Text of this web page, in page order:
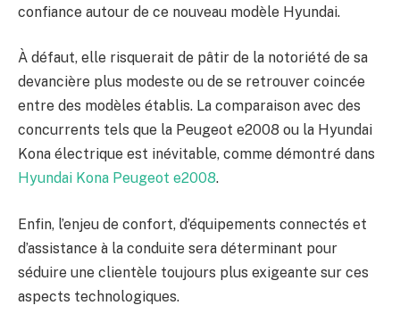
confiance autour de ce nouveau modèle Hyundai.
À défaut, elle risquerait de pâtir de la notoriété de sa
devancière plus modeste ou de se retrouver coincée
entre des modèles établis. La comparaison avec des
concurrents tels que la Peugeot e2008 ou la Hyundai
Kona électrique est inévitable, comme démontré dans
Hyundai Kona Peugeot e2008.
Enfin, l’enjeu de confort, d’équipements connectés et
d’assistance à la conduite sera déterminant pour
séduire une clientèle toujours plus exigeante sur ces
aspects technologiques.